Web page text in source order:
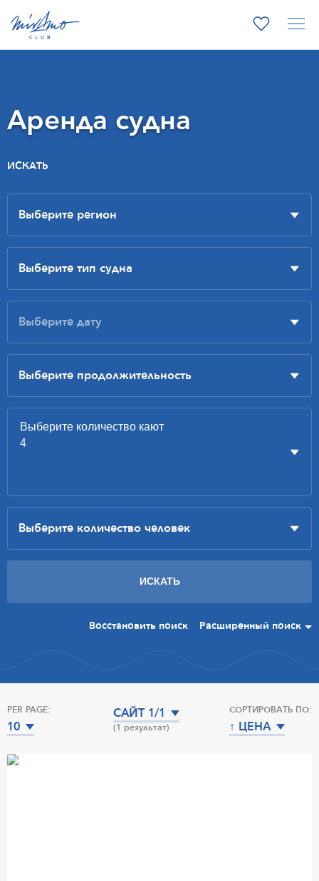
Аренда судна
ИСКАТЬ
Восстановить поиск Расширенный поиск
PER PAGE:
10
САЙТ 1/1
(1 результат)
СОРТИРОВАТЬ ПО:
↑ ЦЕНА